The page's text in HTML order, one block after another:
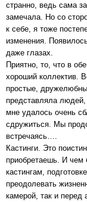
странно, ведь сама
замечала. Но со
к себе, я тоже
изменения.
даже глазах.
Приятно, то, что в
хороший коллектив.
простые,
представляла
мне удалось очень
сдружиться. Мы
встречаясь….
Кастинги. Это
приобретаешь. И
кастингам,
преодолевать
камерой, так и перед